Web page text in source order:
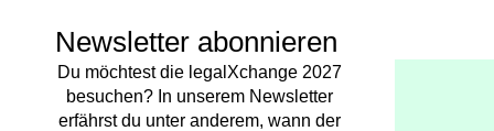
Newsletter abonnieren
Du möchtest die legalXchange 2027
besuchen? In unserem Newsletter
erfährst du unter anderem, wann der